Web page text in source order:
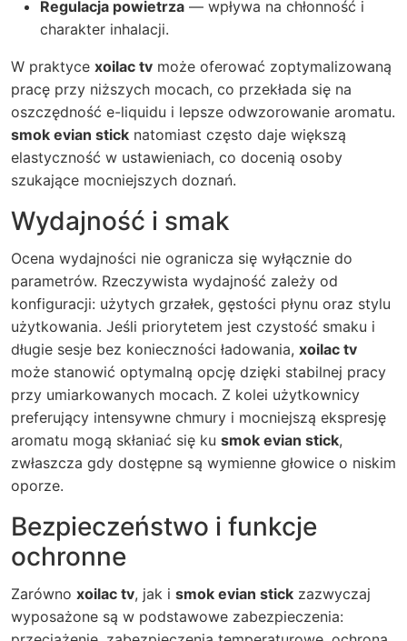
Regulacja powietrza — wpływa na chłonność i
charakter inhalacji.
W praktyce xoilac tv może oferować zoptymalizowaną
pracę przy niższych mocach, co przekłada się na
oszczędność e-liquidu i lepsze odwzorowanie aromatu.
smok evian stick natomiast często daje większą
elastyczność w ustawieniach, co docenią osoby
szukające mocniejszych doznań.
Wydajność i smak
Ocena wydajności nie ogranicza się wyłącznie do
parametrów. Rzeczywista wydajność zależy od
konfiguracji: użytych grzałek, gęstości płynu oraz stylu
użytkowania. Jeśli priorytetem jest czystość smaku i
długie sesje bez konieczności ładowania, xoilac tv
może stanowić optymalną opcję dzięki stabilnej pracy
przy umiarkowanych mocach. Z kolei użytkownicy
preferujący intensywne chmury i mocniejszą ekspresję
aromatu mogą skłaniać się ku smok evian stick,
zwłaszcza gdy dostępne są wymienne głowice o niskim
oporze.
Bezpieczeństwo i funkcje
ochronne
Zarówno xoilac tv, jak i smok evian stick zazwyczaj
wyposażone są w podstawowe zabezpieczenia: